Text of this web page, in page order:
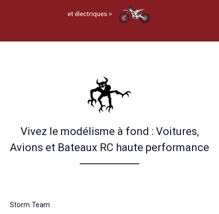
et électriques >
Vivez le modélisme à fond : Voitures,
Avions et Bateaux RC haute performance
Storm Team